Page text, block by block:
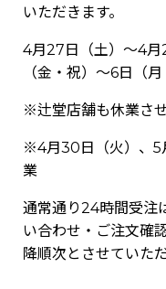
いただきます。
4月27日（土）～4月
（金・祝）～6日（
※辻堂店舗も休業さ
※4月30日（火）、5
業
通常通り24時間受注
い合わせ・ご注文確
降順次とさせていただ